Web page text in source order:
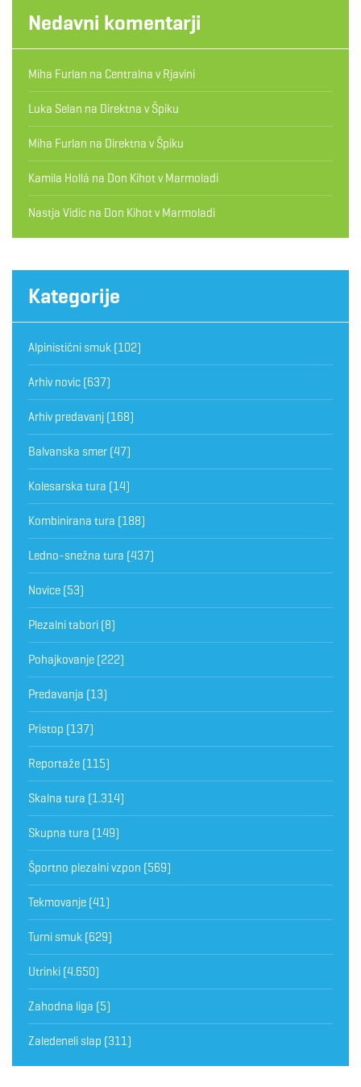
Nedavni komentarji
Miha Furlan na Centralna v Rjavini
Luka Selan na Direktna v Špiku
Miha Furlan na Direktna v Špiku
Kamila Hollá na Don Kihot v Marmoladi
Nastja Vidic na Don Kihot v Marmoladi
Kategorije
Alpinistični smuk (102)
Arhiv novic (637)
Arhiv predavanj (168)
Balvanska smer (47)
Kolesarska tura (14)
Kombinirana tura (188)
Ledno-snežna tura (437)
Novice (53)
Plezalni tabori (8)
Pohajkovanje (222)
Predavanja (13)
Pristop (137)
Reportaže (115)
Skalna tura (1.314)
Skupna tura (149)
Športno plezalni vzpon (569)
Tekmovanje (41)
Turni smuk (629)
Utrinki (4.650)
Zahodna liga (5)
Zaledeneli slap (311)